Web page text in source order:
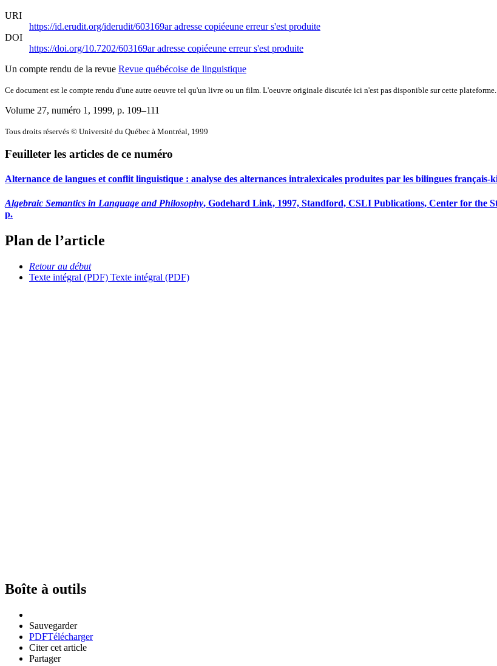
URI
https://id.erudit.org/iderudit/603169aradresse copiéeune erreur s'est produite
DOI
https://doi.org/10.7202/603169aradresse copiéeune erreur s'est produite
Un compte rendu de la revue Revue québécoise de linguistique
Ce document est le compte rendu d'une autre oeuvre tel qu'un livre ou un film. L'oeuvre originale discutée ici n'est pas disponible sur cette plateforme.
Volume 27, numéro 1, 1999, p. 109–111
Tous droits réservés © Université du Québec à Montréal, 1999
Feuilleter les articles de ce numéro
Alternance de langues et conflit linguistique : analyse des alternances intralexicales produites par les bilingues français-
Algebraic Semantics in Language and Philosophy, Godehard Link, 1997, Standford, CSLI Publications, Center for the
p.
Plan de l’article
Retour au début
Texte intégral (PDF) Texte intégral (PDF)
Boîte à outils
Sauvegarder
PDFTélécharger
Citer cet article
Partager